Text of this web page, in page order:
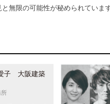
無限の可能性が秘められていま
子 大阪建築